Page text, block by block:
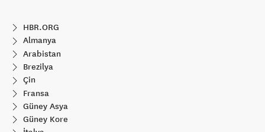
HBR.ORG
Almanya
Arabistan
Brezilya
Çin
Fransa
Güney Asya
Güney Kore